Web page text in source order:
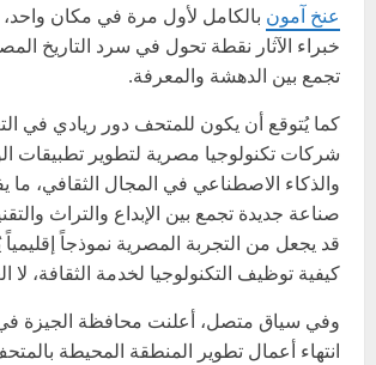
عنخ آمون بالكامل لأول مرة في مكان واحد،
خبراء الآثار نقطة تحول في سرد التاريخ
تجمع بين الدهشة والمعرفة.
كما يُتوقع أن يكون للمتحف دور ريادي في
شركات تكنولوجيا مصرية لتطوير تطبيقات
والذكاء الاصطناعي في المجال الثقافي، ما
صناعة جديدة تجمع بين الإبداع والتراث
قد يجعل من التجربة المصرية نموذجاً
كيفية توظيف التكنولوجيا لخدمة الثقافة، لا
وفي سياق متصل، أعلنت محافظة الجيزة
انتهاء أعمال تطوير المنطقة المحيطة